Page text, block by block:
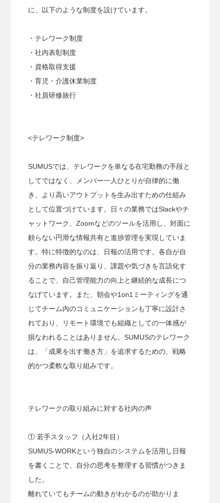
に、以下のような制度を設けています。
・テレワーク制度
・社内表彰制度
・資格取得支援
・育児・介護休業制度
・社員研修旅行
<テレワーク制度>
SUMUSでは、テレワークを単なる在宅勤務の手段と
してではなく、メンバー一人ひとりが自律的に働
き、より高いアウトプットを生み出すための仕組み
として位置づけています。日々の業務ではSlackやチ
ャットワーク、Zoomなどのツールを活用し、対面に
頼らない円滑な情報共有と進捗管理を実現していま
す。特に特徴的なのは、日報の活用です。各自が自
分の業務内容を振り返り、課題や気づきを言語化す
ることで、自己管理能力の向上と継続的な成長につ
なげています。また、朝会や1on1ミーティングを通
じてチーム内のコミュニケーションも丁寧に設計さ
れており、リモート環境でも組織としての一体感が
損なわれることはありません。SUMUSのテレワーク
は、「成果を出す働き方」を追求するための、戦略
的かつ柔軟な取り組みです。
テレワークの取り組みに対する社内の声
① 若手スタッフ（入社2年目）
SUMUS-WORKという独自のシステムを活用し日報
を書くことで、自分の思考を整理する習慣がつきま
した。
離れていてもチームの動きがわかるのが助かりま